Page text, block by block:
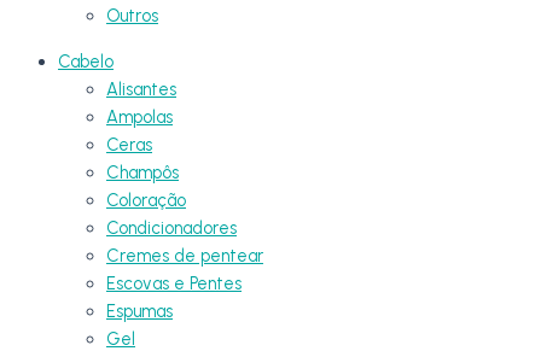
Outros
Cabelo
Alisantes
Ampolas
Ceras
Champôs
Coloração
Condicionadores
Cremes de pentear
Escovas e Pentes
Espumas
Gel